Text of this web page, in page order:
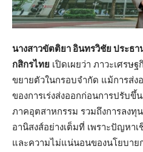
นางสาวขัตติยา อินทรวิชัย ประธ
กสิกรไทย เปิดเผยว่า ภาวะเศรษ
ขยายตัวในกรอบจำกัด แม้การส่ง
ของการเร่งส่งออกก่อนการปรับ
ภาคอุตสาหกรรม รวมถึงการลงทุ
อานิสงส์อย่างเต็มที่ เพราะปัญหา
และความไม่แน่นอนของนโยบาย